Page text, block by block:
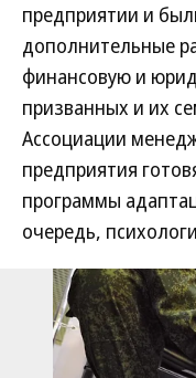
предприятии и
дополнительные
финансовую и
призванных и их
Ассоциации
предприятия
программы
очередь,